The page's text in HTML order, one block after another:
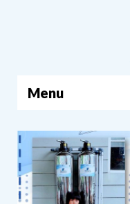
Menu
BERANDA
PRODUK
TENTANG KAMI